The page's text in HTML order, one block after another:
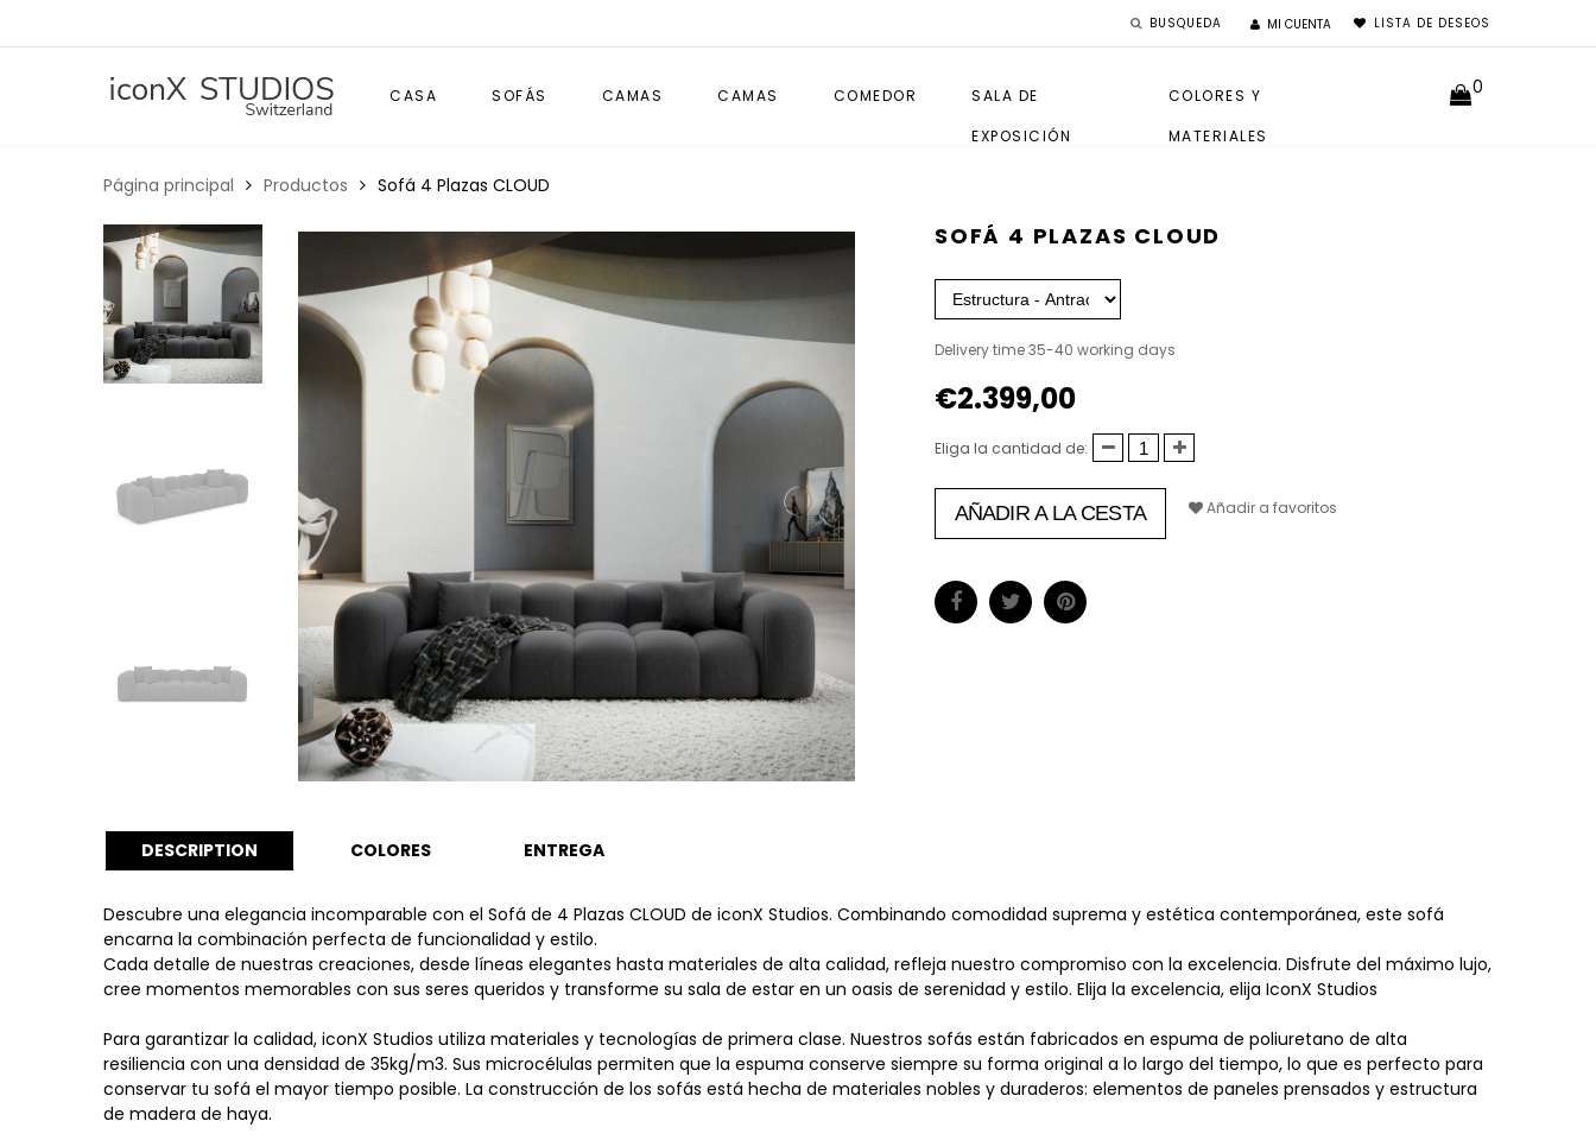
BUSQUEDA MI CUENTA LISTA DE DESEOS
CASA SOFÁS CAMAS CAMAS COMEDOR
SALA DE
EXPOSICIÓN
COLORES Y
MATERIALES
0
Página principal Productos Sofá 4 Plazas CLOUD
SOFÁ 4 PLAZAS CLOUD
Delivery time 35-40 working days
€2.399,00
Eliga la cantidad de:
AÑADIR A LA CESTA Añadir a favoritos
DESCRIPTION COLORES ENTREGA
Descubre una elegancia incomparable con el Sofá de 4 Plazas CLOUD de iconX Studios. Combinando comodidad suprema y estética contemporánea, este sofá
encarna la combinación perfecta de funcionalidad y estilo.
Cada detalle de nuestras creaciones, desde líneas elegantes hasta materiales de alta calidad, refleja nuestro compromiso con la excelencia. Disfrute del máximo lujo,
cree momentos memorables con sus seres queridos y transforme su sala de estar en un oasis de serenidad y estilo. Elija la excelencia, elija IconX Studios
Para garantizar la calidad, iconX Studios utiliza materiales y tecnologías de primera clase. Nuestros sofás están fabricados en espuma de poliuretano de alta
resiliencia con una densidad de 35kg/m3. Sus microcélulas permiten que la espuma conserve siempre su forma original a lo largo del tiempo, lo que es perfecto para
conservar tu sofá el mayor tiempo posible. La construcción de los sofás está hecha de materiales nobles y duraderos: elementos de paneles prensados ​​y estructura
de madera de haya.